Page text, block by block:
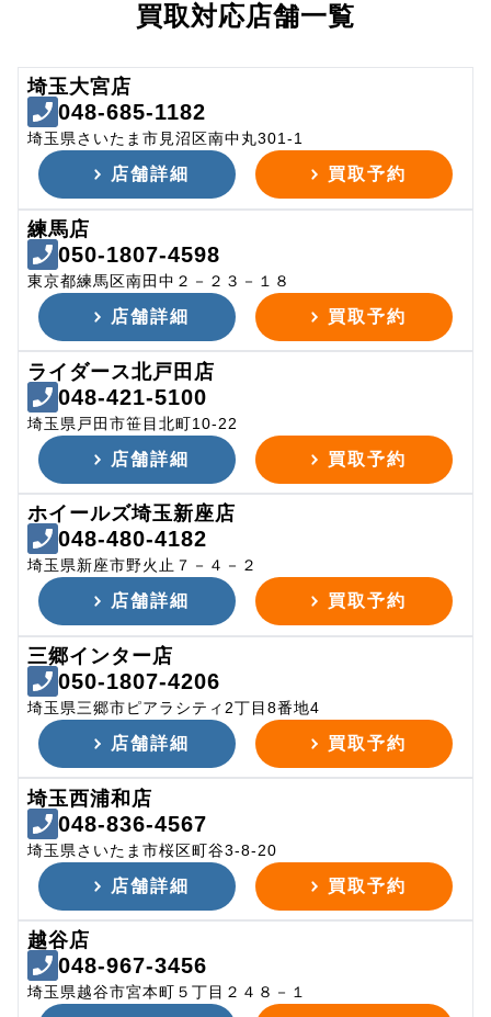
買取対応店舗一覧
埼玉大宮店
048-685-1182
埼玉県さいたま市見沼区南中丸301-1
店舗詳細 買取予約
練馬店
050-1807-4598
東京都練馬区南田中２－２３－１８
店舗詳細 買取予約
ライダース北戸田店
048-421-5100
埼玉県戸田市笹目北町10-22
店舗詳細 買取予約
ホイールズ埼玉新座店
048-480-4182
埼玉県新座市野火止７－４－２
店舗詳細 買取予約
三郷インター店
050-1807-4206
埼玉県三郷市ピアラシティ2丁目8番地4
店舗詳細 買取予約
埼玉西浦和店
048-836-4567
埼玉県さいたま市桜区町谷3-8-20
店舗詳細 買取予約
越谷店
048-967-3456
埼玉県越谷市宮本町５丁目２４８－１